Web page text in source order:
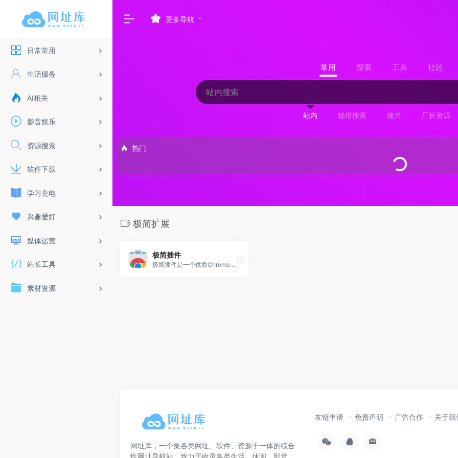
日常常用
生活服务
AI相关
影音娱乐
资源搜索
软件下载
学习充电
兴趣爱好
媒体运营
站长工具
素材资源
更多导航
常用 搜索 工具 社区
站内 秘塔搜索 搜片 厂长资源
热门
极简扩展
极简插件
极简插件是一个优质Chrome插件下载商店，收录热门好用的Chrome插件扩展，国内最方便的Chrome插件下载网站。一键下载谷歌扩展插件，无套路下载插件。
网址库，一个集各类网址、软件、资源于一体的综合
性网址导航站，致力于收录各类生活、休闲、影音、
友链申请 免责声明 广告合作 关于我